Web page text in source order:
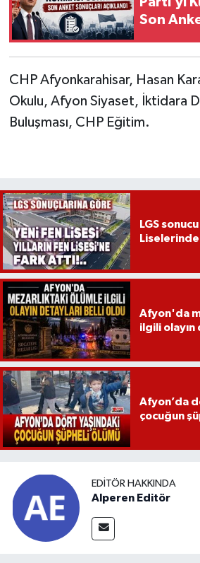
Son
CHP Afyonkarahisar, Hasan
Okulu, Afyon Siyaset, İktidara
Buluşması, CHP Eğitim.
LGS
Afyon'da
ilgili olayın
Afyon’da
çocuğun
EDITÖR HAKKINDA
Alperen Editör